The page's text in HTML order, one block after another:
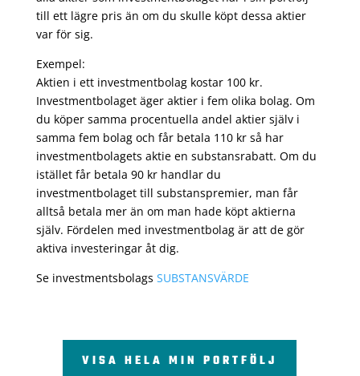
till ett lägre pris än om du skulle köpt dessa aktier
var för sig.
Exempel:
Aktien i ett investmentbolag kostar 100 kr.
Investmentbolaget äger aktier i fem olika bolag. Om
du köper samma procentuella andel aktier själv i
samma fem bolag och får betala 110 kr så har
investmentbolagets aktie en substansrabatt. Om du
istället får betala 90 kr handlar du
investmentbolaget till substanspremier, man får
alltså betala mer än om man hade köpt aktierna
själv. Fördelen med investmentbolag är att de gör
aktiva investeringar åt dig.
Se investmentsbolags SUBSTANSVÄRDE
VISA HELA MIN PORTFÖLJ